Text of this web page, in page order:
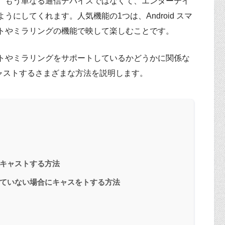
にしてくれます。人気機能の1つは、Android スマ
ミラリングの機能で映して楽しむことです。
ミラリングをサポートしているかどうかに関係な
トするさまざまな方法を説明します。
ャストする方法
いない場合にキャスをトする方法